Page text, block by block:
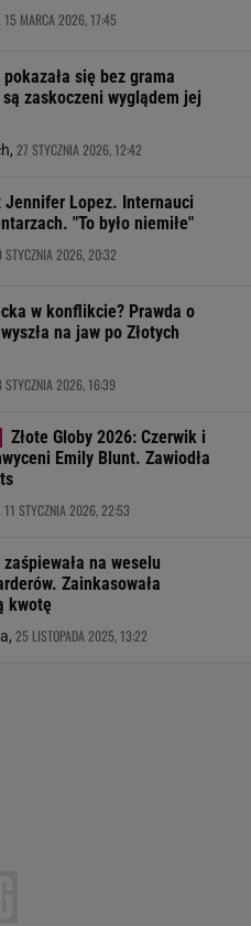
15 MARCA 2026, 17:45
się bez grama
zaskoczeni wyglądem jej
27 STYCZNIA 2026, 12:42
Jennifer Lopez. Internauci
"To było niemiłe"
STYCZNIA 2026, 20:32
w konflikcie? Prawda o
na jaw po Złotych
STYCZNIA 2026, 16:39
Złote Globy 2026: Czerwik i
Emily Blunt. Zawiodła
11 STYCZNIA 2026, 22:53
na weselu
Zainkasowała
kwotę
25 LISTOPADA 2025, 13:22